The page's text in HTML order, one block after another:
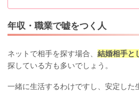
年収・職業で嘘をつく人
ネットで相手を探す場合、 結婚相手と
探している方も多いでしょう。
一緒に生活するわけですし、安定した